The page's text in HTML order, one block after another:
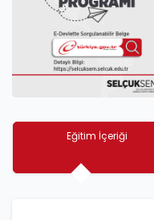
Eğitim İçeriği